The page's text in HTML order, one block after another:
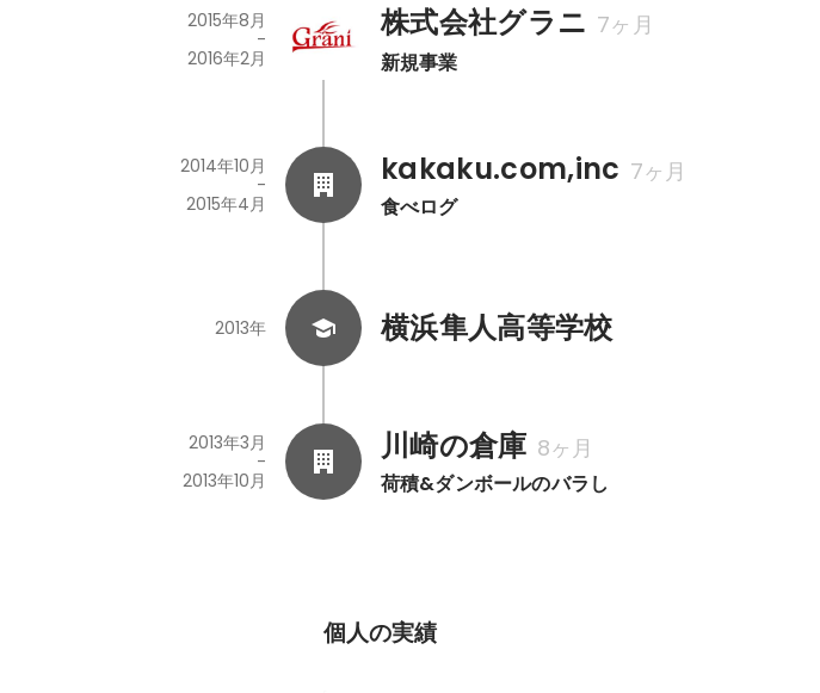
株式会社グラニ 7ヶ月
新規事業
2015年8月
-
2016年2月
kakaku.com,inc 7ヶ月
食べログ
2014年10月
-
2015年4月
横浜隼人高等学校
2013年
川崎の倉庫 8ヶ月
荷積&ダンボールのバラし
2013年3月
-
2013年10月
個人の実績